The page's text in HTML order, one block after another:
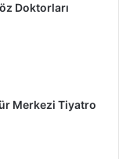
Doktorları
Merkezi Tiyatro